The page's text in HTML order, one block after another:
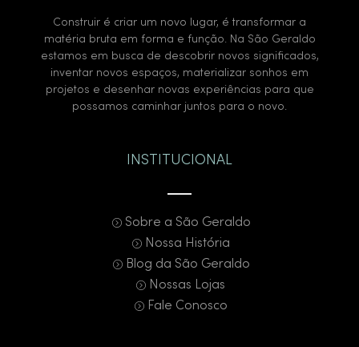
Construir é criar um novo lugar, é transformar a
matéria bruta em forma e função. Na São Geraldo
estamos em busca de descobrir novos significados,
inventar novos espaços, materializar sonhos em
projetos e desenhar novas experiências para que
possamos caminhar juntos para o novo.
INSTITUCIONAL
Sobre a São Geraldo
Nossa História
Blog da São Geraldo
Nossas Lojas
Fale Conosco